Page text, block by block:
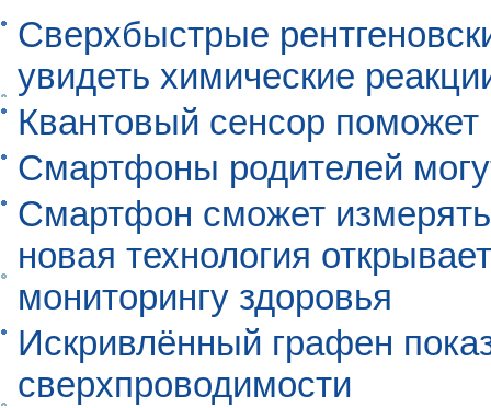
Сверхбыстрые
увидеть химические
Квантовый сенсор
Смартфоны родителей
Смартфон сможет
новая технология
мониторингу здоровья
Искривлённый графен
сверхпроводимости